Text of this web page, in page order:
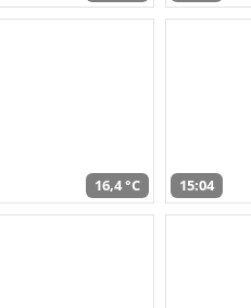
16,4 °C 15:04